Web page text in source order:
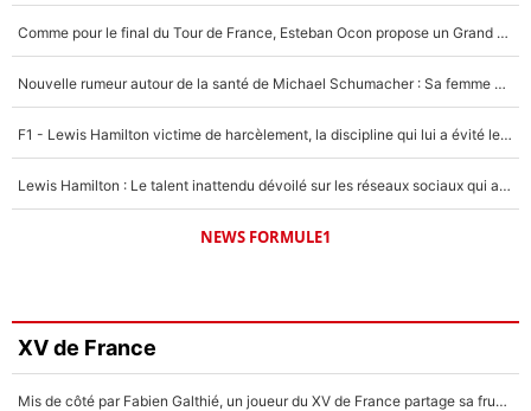
Comme pour le final du Tour de France, Esteban Ocon propose un Grand Prix de Formule 1 à Paris : «Autour de l’Arc de Triomphe, ce serait génial» !
Nouvelle rumeur autour de la santé de Michael Schumacher : Sa femme Corinna sort du silence
F1 - Lewis Hamilton victime de harcèlement, la discipline qui lui a évité le pire : «J'aurais probablement mal tourné»
Lewis Hamilton : Le talent inattendu dévoilé sur les réseaux sociaux qui a impressionné Kim Kardashian pendant leurs vacances en amoureux !
NEWS FORMULE1
XV de France
Mis de côté par Fabien Galthié, un joueur du XV de France partage sa frustration : «ils ne me l’ont pas dit tout de suite»